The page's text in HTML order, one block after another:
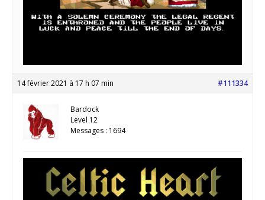
14 février 2021 à 17 h 07 min #111334
Bardock
Level 12
Messages : 1694